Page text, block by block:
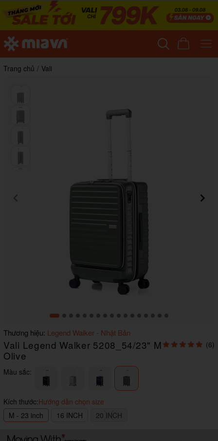
Trang chủ / Vali
Item
1
of
17
Thương hiệu: Legend Walker - Nhật Bản
Vali Legend Walker 5208_54/23" M
Olive
(6)
Màu sắc:
Kích thước:Hướng dẫn chọn size
M - 23 inch
16 INCH 20 INCH